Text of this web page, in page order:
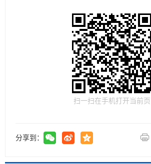
扫一扫在手机打开当前页
分享到：